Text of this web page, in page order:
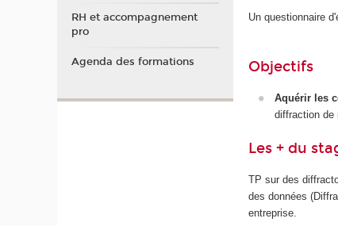
Un questionnaire
Objectifs
Aquérir les
diffraction de
Les + du
TP sur des
des données
entreprise.
RH et accompagnement
pro
Agenda des formations